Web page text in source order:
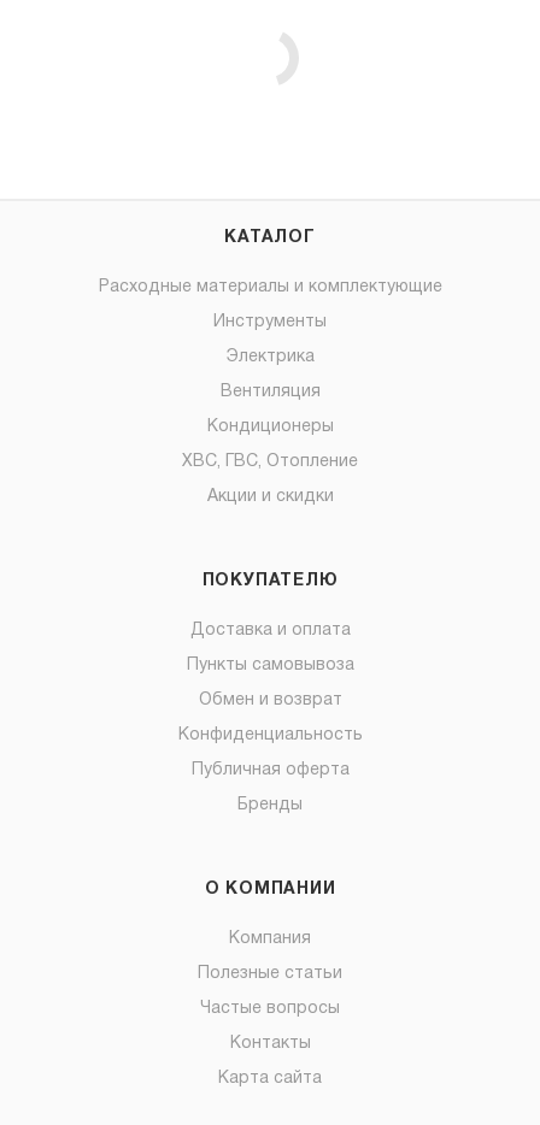
КАТАЛОГ
Расходные материалы и комплектующие
Инструменты
Электрика
Вентиляция
Кондиционеры
ХВС, ГВС, Отопление
Акции и скидки
ПОКУПАТЕЛЮ
Доставка и оплата
Пункты самовывоза
Обмен и возврат
Конфиденциальность
Публичная оферта
Бренды
О КОМПАНИИ
Компания
Полезные статьи
Частые вопросы
Контакты
Карта сайта